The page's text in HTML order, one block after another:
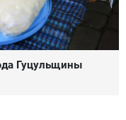
Гуцульщины